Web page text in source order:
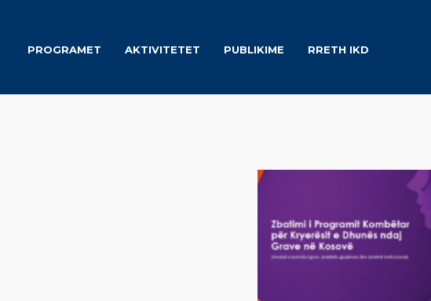
PROGRAMET AKTIVITETET PUBLIKIME RRETH IKD
e Berja e Ligjit</